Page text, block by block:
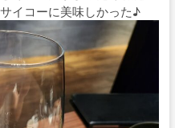
イコーに美味しかった♪